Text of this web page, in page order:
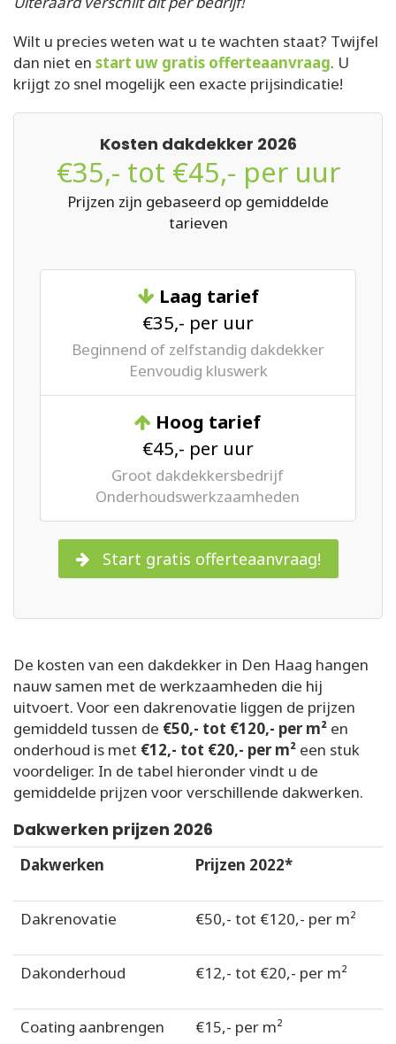
Wilt u precies weten wat u te wachten staat? Twijfel
dan niet en start uw gratis offerteaanvraag. U
krijgt zo snel mogelijk een exacte prijsindicatie!
Kosten dakdekker 2026
€35,- tot €45,- per uur
Prijzen zijn gebaseerd op gemiddelde
tarieven
Laag tarief
€35,- per uur
Beginnend of zelfstandig dakdekker
Eenvoudig kluswerk
Hoog tarief
€45,- per uur
Groot dakdekkersbedrijf
Onderhoudswerkzaamheden
Start gratis offerteaanvraag!
De kosten van een dakdekker in Den Haag hangen
nauw samen met de werkzaamheden die hij
uitvoert. Voor een dakrenovatie liggen de prijzen
gemiddeld tussen de €50,- tot €120,- per m² en
onderhoud is met €12,- tot €20,- per m² een stuk
voordeliger. In de tabel hieronder vindt u de
gemiddelde prijzen voor verschillende dakwerken.
Dakwerken prijzen 2026
Dakwerken Prijzen 2022*
Dakrenovatie €50,- tot €120,- per m²
Dakonderhoud €12,- tot €20,- per m²
Coating aanbrengen €15,- per m²